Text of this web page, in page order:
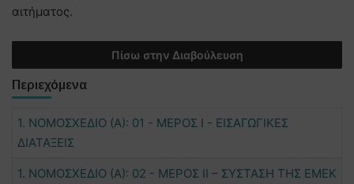
αιτήματος.
Πίσω στην Διαβούλευση
Περιεχόμενα
1. ΝΟΜΟΣΧΕΔΙΟ (Α): 01 - ΜΕΡΟΣ Ι - ΕΙΣΑΓΩΓΙΚΕΣ
ΔΙΑΤΑΞΕΙΣ
1. ΝΟΜΟΣΧΕΔΙΟ (Α): 02 - ΜΕΡΟΣ ΙΙ – ΣΥΣΤΑΣΗ ΤΗΣ ΕΜΕΚ